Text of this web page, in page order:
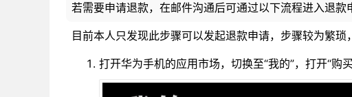
若需要申请退款，在邮件沟通后可通过以下流程进入退款
目前本人只发现此步骤可以发起退款申请，步骤较为繁琐
打开华为手机的应用市场，切换至“我的”，打开“购